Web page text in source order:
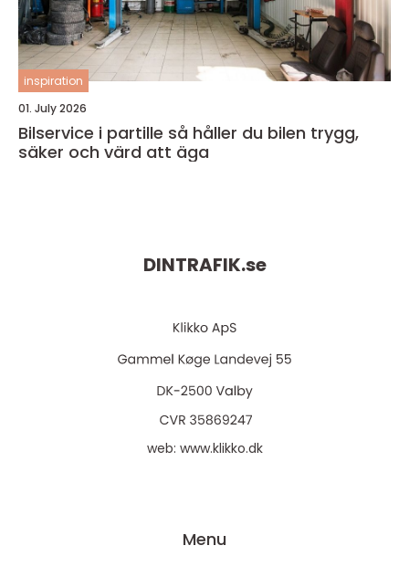
inspiration
01. July 2026
Bilservice i partille så håller du bilen trygg,
säker och värd att äga
DINTRAFIK.se
web: www.klikko.dk
Menu